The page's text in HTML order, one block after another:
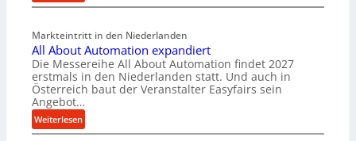
l
e
r
s
o
u
M
s
c
h
i
n
e
n
Markteintritt in den Niederlanden
All About Automation expandiert
Die Messereihe All About Automation findet 2027
erstmals in den Niederlanden statt. Und auch in
Österreich baut der Veranstalter Easyfairs sein
Angebot…
Weiterlesen:
A